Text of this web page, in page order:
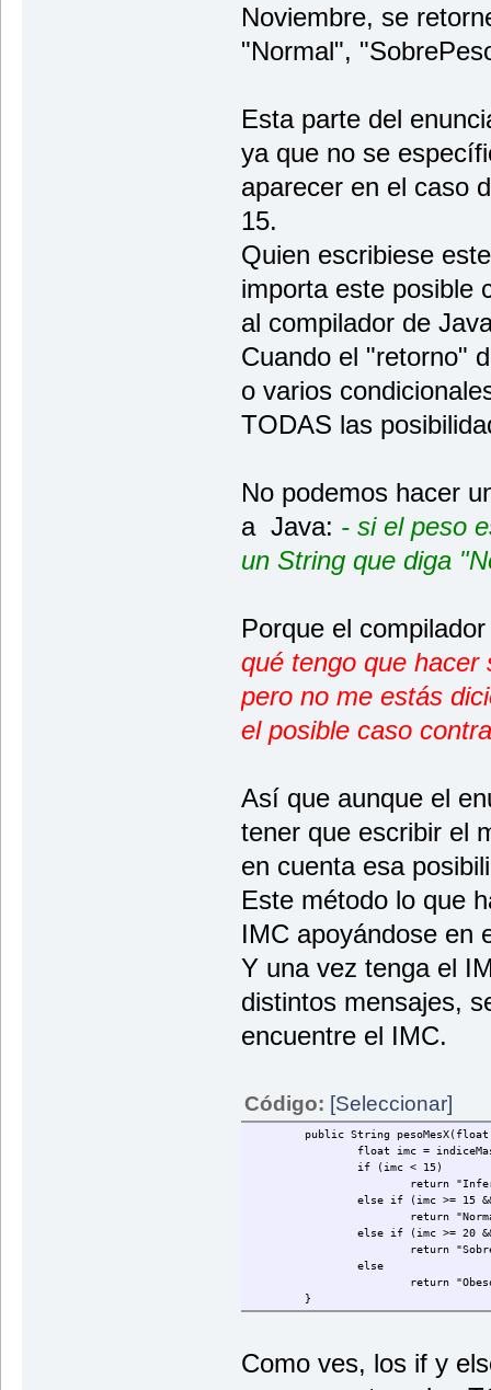
Noviembre, se
"Normal",
Esta parte del
ya que no se
aparecer en el caso
15.
Quien escribiese
importa este posible
al compilador de
Cuando el "retorno"
o varios
TODAS las
No podemos hacer
a Java: - si el peso
un String que diga
Porque el
qué tengo que hacer
pero no me estás
el posible caso
Así que aunque el
tener que escribir el
en cuenta esa
Este método lo que
IMC apoyándose en
Y una vez tenga el
distintos mensajes,
encuentre el IMC.
Código: [Seleccionar]
public String
float imc =
if (imc < 15)
return
else if (imc >= 15
return
else if (imc >= 20
return
else
return
}
Como ves, los if y